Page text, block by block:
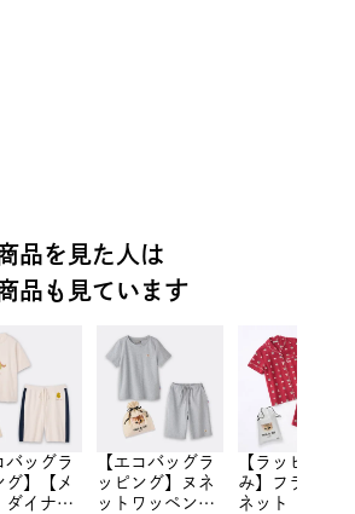
品を見た人は
品も見ています
バッグラ
グ】【メ
ダイナソ
【エコバッグラ
ッピング】ヌネ
ットワッペン
【ラッピング済
み】フライトヌ
ネット 半袖＆